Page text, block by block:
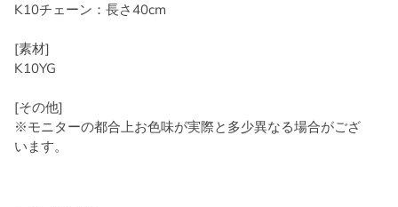
K10チェーン：長さ40cm
[素材]
K10YG
[その他]
※モニターの都合上お色味が実際と多少異なる場合がござ
います。